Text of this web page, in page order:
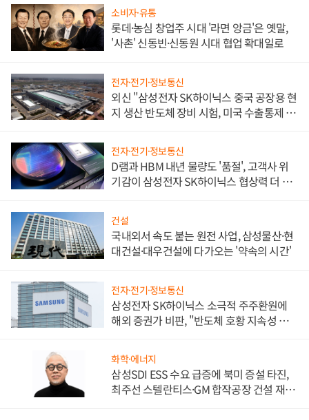
소비자·유통
롯데·농심 창업주 시대 '라면 앙금'은 옛말,
'사촌' 신동빈·신동원 시대 협업 확대일로
전자·전기·정보통신
외신 "삼성전자 SK하이닉스 중국 공장용 현
지 생산 반도체 장비 시험, 미국 수출통제 대
전자·전기·정보통신
D램과 HBM 내년 물량도 '품절', 고객사 위
기감이 삼성전자 SK하이닉스 협상력 더 키
건설
국내외서 속도 붙는 원전 사업, 삼성물산·현
대건설·대우건설에 다가오는 '약속의 시간'
전자·전기·정보통신
삼성전자 SK하이닉스 소극적 주주환원에
해외 증권가 비판, "반도체 호황 지속성 의
화학·에너지
삼성SDI ESS 수요 급증에 북미 증설 타진,
최주선 스텔란티스·GM 합작공장 건설 재추